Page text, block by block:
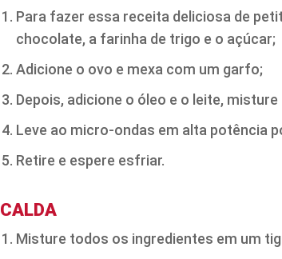
Para fazer essa receita deliciosa de
chocolate, a farinha de trigo e o açúcar;
Adicione o ovo e mexa com um garfo;
Depois, adicione o óleo e o leite, misture
Leve ao micro-ondas em alta potência
Retire e espere esfriar.
CALDA
Misture todos os ingredientes em um